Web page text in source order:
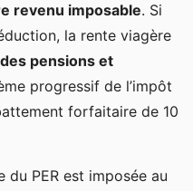
revenu imposable. Si
la rente viagère
pensions et
progressif de l’impôt
forfaitaire de 10
du PER est imposée au